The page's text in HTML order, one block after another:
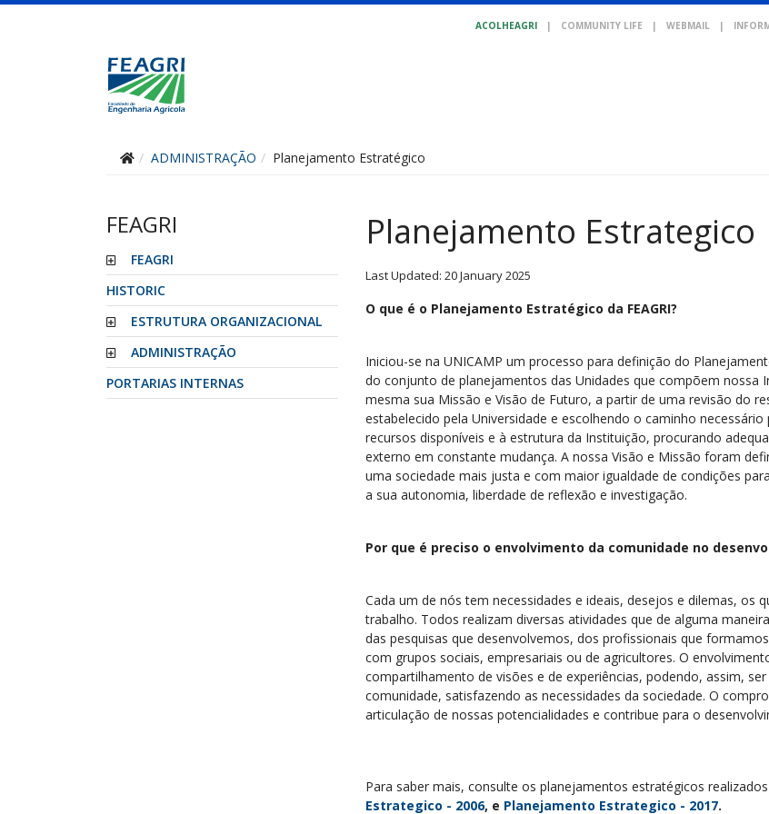
ACOLHEAGRI | COMMUNITY LIFE | WEBMAIL |
ADMINISTRAÇÃO Planejamento Estratégico
FEAGRI
FEAGRI
HISTORIC
ESTRUTURA ORGANIZACIONAL
ADMINISTRAÇÃO
PORTARIAS INTERNAS
Planejamento Estrategico
Last Updated: 20 January 2025
O que é o Planejamento Estratégico da FEAGRI?
Iniciou-se na UNICAMP um processo para definição do
do conjunto de planejamentos das Unidades que compõem nossa
mesma sua Missão e Visão de Futuro, a partir de uma revisão do
estabelecido pela Universidade e escolhendo o caminho
recursos disponíveis e à estrutura da Instituição, procurando
externo em constante mudança. A nossa Visão e Missão foram
uma sociedade mais justa e com maior igualdade de condições
a sua autonomia, liberdade de reflexão e investigação.
Por que é preciso o envolvimento da comunidade no
Cada um de nós tem necessidades e ideais, desejos e dilemas, os
trabalho. Todos realizam diversas atividades que de alguma
das pesquisas que desenvolvemos, dos profissionais que
com grupos sociais, empresariais ou de agricultores. O
compartilhamento de visões e de experiências, podendo, assim,
comunidade, satisfazendo as necessidades da sociedade. O
articulação de nossas potencialidades e contribue para o
Para saber mais, consulte os planejamentos estratégicos
Estrategico - 2006, e Planejamento Estrategico - 2017.